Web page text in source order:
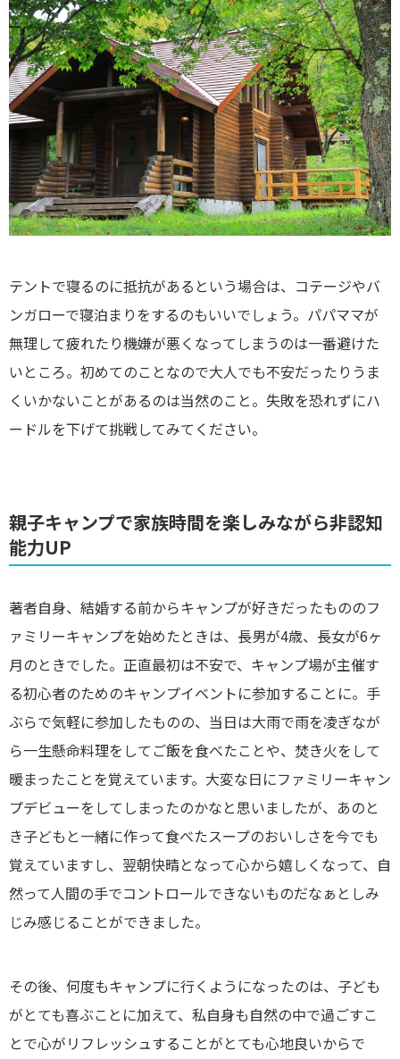
テントで寝るのに抵抗があるという場合は、コテージやバ
ンガローで寝泊まりをするのもいいでしょう。パパママが
無理して疲れたり機嫌が悪くなってしまうのは一番避けた
いところ。初めてのことなので大人でも不安だったりうま
くいかないことがあるのは当然のこと。失敗を恐れずにハ
ードルを下げて挑戦してみてください。
親子キャンプで家族時間を楽しみながら非認知
能力UP
著者自身、結婚する前からキャンプが好きだったもののフ
ァミリーキャンプを始めたときは、長男が4歳、長女が6ヶ
月のときでした。正直最初は不安で、キャンプ場が主催す
る初心者のためのキャンプイベントに参加することに。手
ぶらで気軽に参加したものの、当日は大雨で雨を凌ぎなが
ら一生懸命料理をしてご飯を食べたことや、焚き火をして
暖まったことを覚えています。大変な日にファミリーキャン
プデビューをしてしまったのかなと思いましたが、あのと
き子どもと一緒に作って食べたスープのおいしさを今でも
覚えていますし、翌朝快晴となって心から嬉しくなって、自
然って人間の手でコントロールできないものだなぁとしみ
じみ感じることができました。
その後、何度もキャンプに行くようになったのは、子ども
がとても喜ぶことに加えて、私自身も自然の中で過ごすこ
とで心がリフレッシュすることがとても心地良いからで